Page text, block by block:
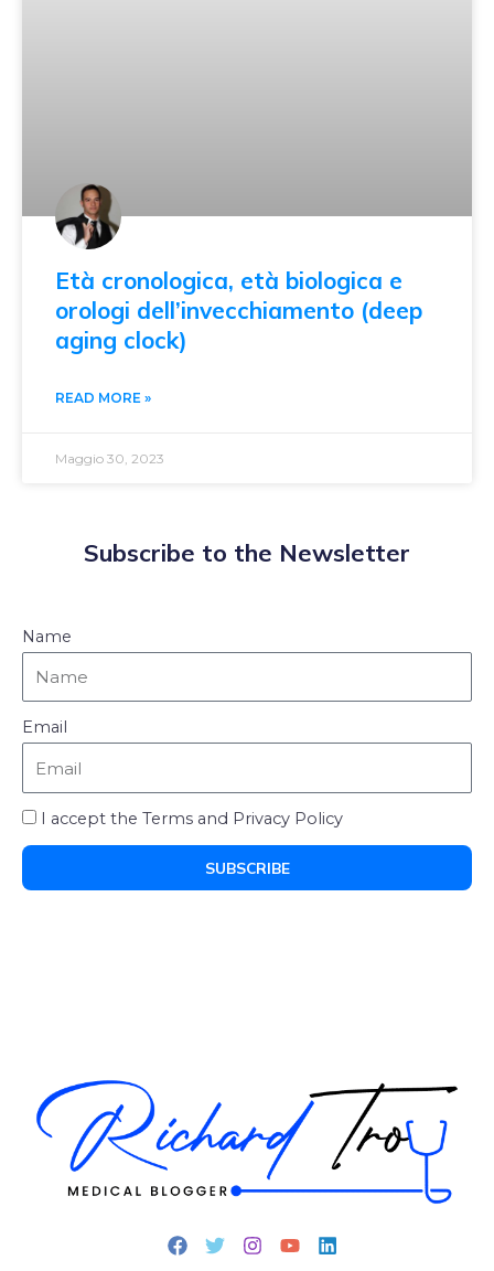
Età cronologica, età biologica e
orologi dell’invecchiamento (deep
aging clock)
READ MORE »
Maggio 30, 2023
Subscribe to the Newsletter
Name
Email
I accept the Terms and Privacy Policy
SUBSCRIBE